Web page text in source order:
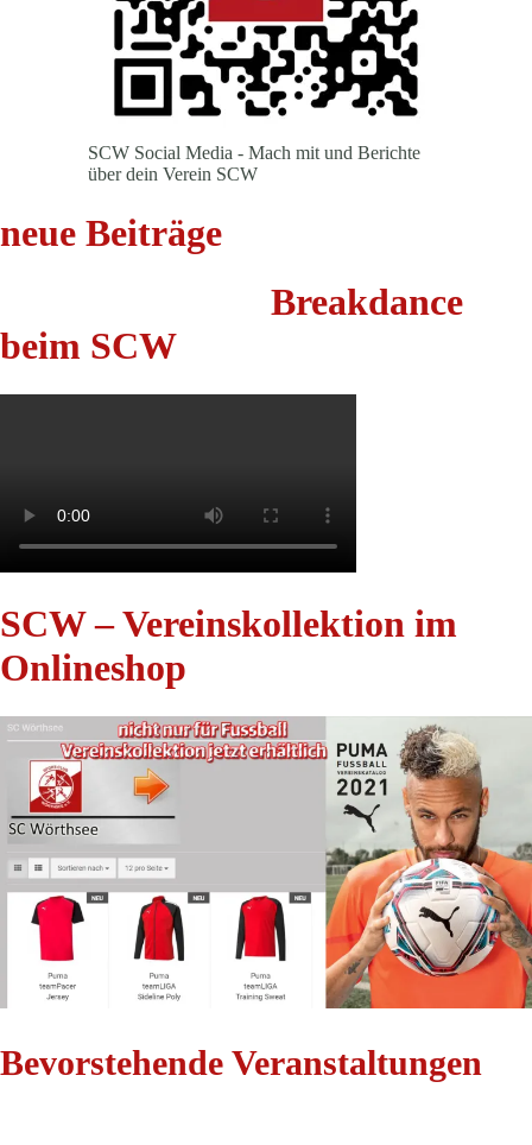
SCW Social Media - Mach mit und Berichte
über dein Verein SCW
neue Beiträge
Breakdance
beim SCW
SCW – Vereinskollektion im
Onlineshop
Bevorstehende Veranstaltungen